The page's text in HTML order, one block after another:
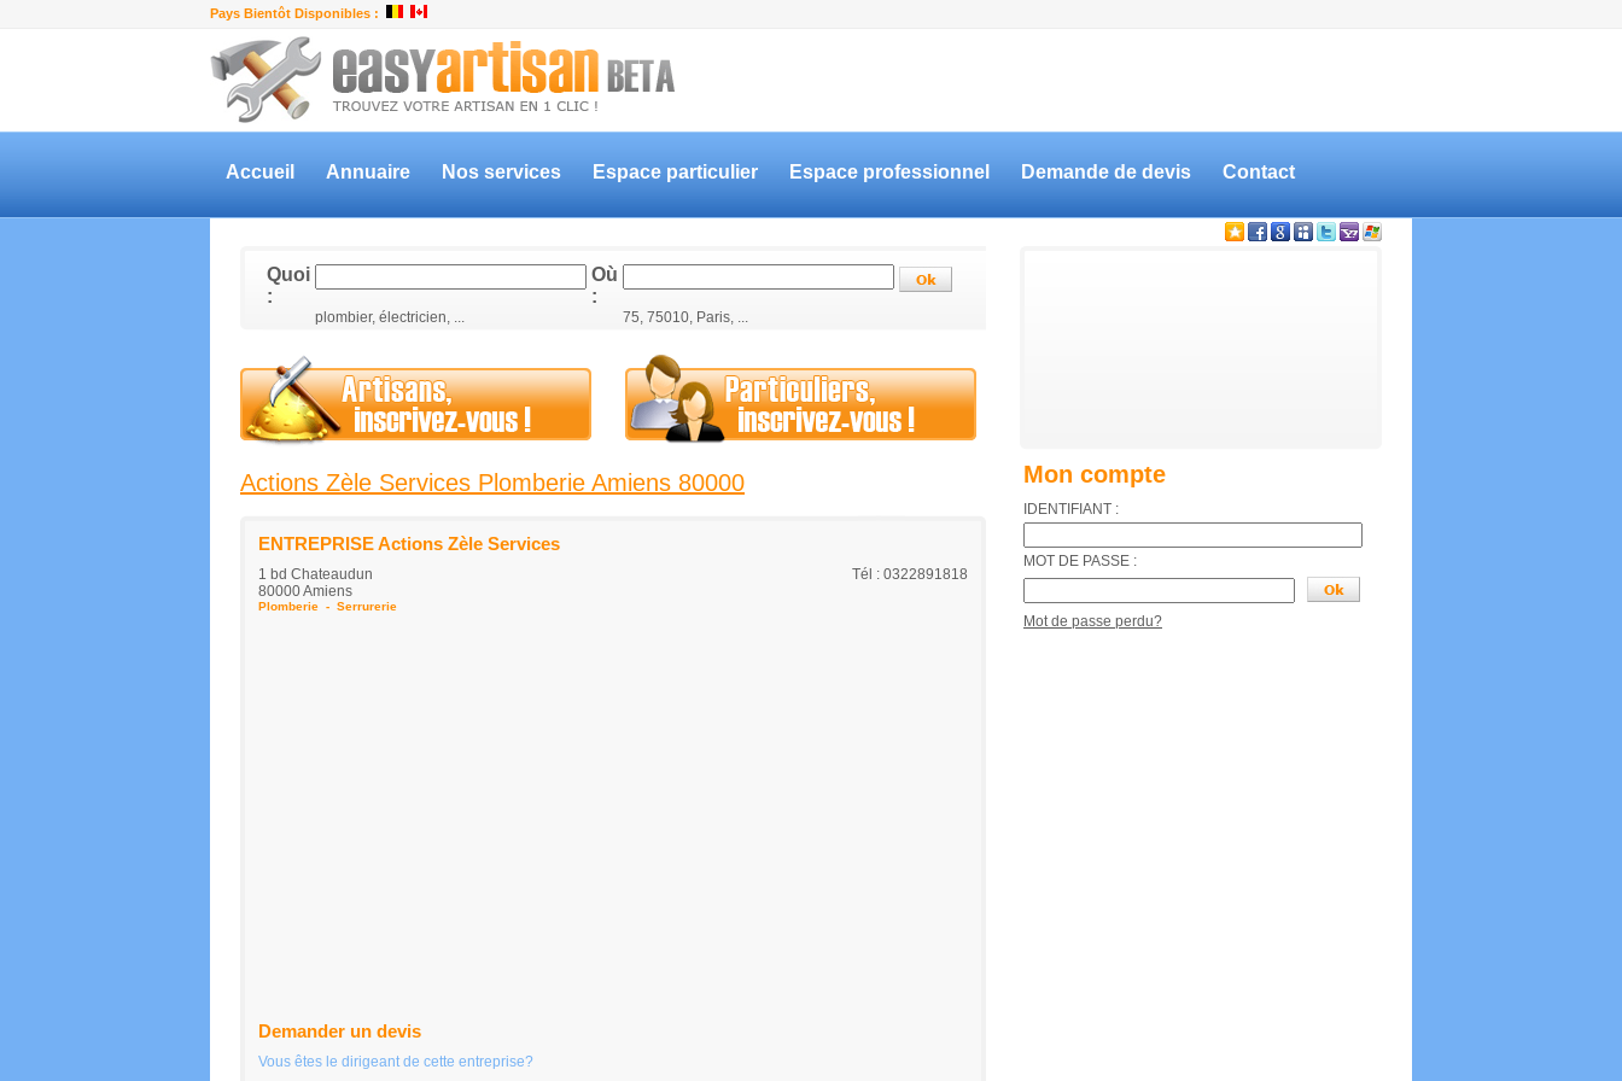
Pays Bientôt Disponibles :
Accueil Annuaire Nos services Espace particulier Espace professionnel Demande de devis Contact
Mon compte
IDENTIFIANT :
MOT DE PASSE :
Mot de passe perdu?
Quoi
:
Où
:
plombier, électricien, ... 75, 75010, Paris, ...
Actions Zèle Services Plomberie Amiens 80000
ENTREPRISE Actions Zèle Services
1 bd Chateaudun
80000 Amiens
Tél : 0322891818
Plomberie - Serrurerie
Demander un devis
Vous êtes le dirigeant de cette entreprise?